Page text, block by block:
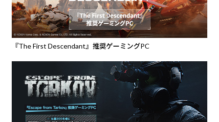
『The First Descendant』推奨ゲーミングPC